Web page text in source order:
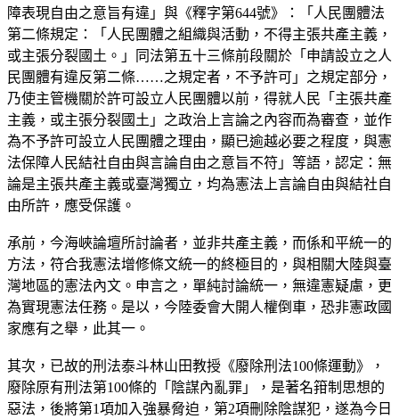
障表現自由之意旨有違」與《釋字第644號》：「人民團體法
第二條規定：「人民團體之組織與活動，不得主張共產主義，
或主張分裂國土。」同法第五十三條前段關於「申請設立之人
民團體有違反第二條……之規定者，不予許可」之規定部分，
乃使主管機關於許可設立人民團體以前，得就人民「主張共產
主義，或主張分裂國土」之政治上言論之內容而為審查，並作
為不予許可設立人民團體之理由，顯已逾越必要之程度，與憲
法保障人民結社自由與言論自由之意旨不符」等語，認定：無
論是主張共產主義或臺灣獨立，均為憲法上言論自由與結社自
由所許，應受保護。
承前，今海峽論壇所討論者，並非共產主義，而係和平統一的
方法，符合我憲法增修條文統一的終極目的，與相關大陸與臺
灣地區的憲法內文。申言之，單純討論統一，無違憲疑慮，更
為實現憲法任務。是以，今陸委會大開人權倒車，恐非憲政國
家應有之舉，此其一。
其次，已故的刑法泰斗林山田教授《廢除刑法100條運動》，
廢除原有刑法第100條的「陰謀內亂罪」，是著名箝制思想的
惡法，後將第1項加入強暴脅迫，第2項刪除陰謀犯，遂為今日